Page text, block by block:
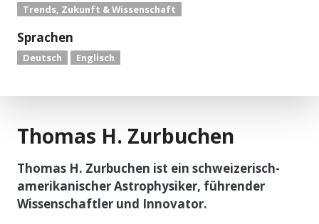
Trends, Zukunft & Wissenschaft
Sprachen
Deutsch Englisch
Thomas H. Zurbuchen
Thomas H. Zurbuchen ist ein schweizerisch-
amerikanischer Astrophysiker, führender
Wissenschaftler und Innovator.